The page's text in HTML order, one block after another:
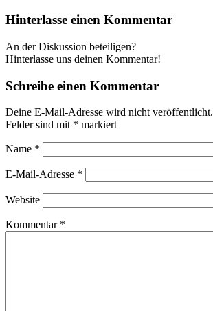
Hinterlasse einen Kommentar
An der Diskussion beteiligen?
Hinterlasse uns deinen Kommentar!
Schreibe einen Kommentar
Deine E-Mail-Adresse wird nicht veröffentlicht.
Felder sind mit * markiert
Name *
E-Mail-Adresse *
Website
Kommentar *